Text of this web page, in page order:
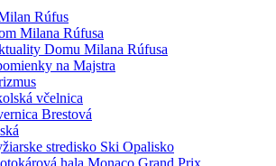
Rúfus
Milana Rúfusa
Domu Milana Rúfusa
na Majstra
včelnica
Brestová
stredisko Ski Opalisko
hala Monaco Grand Prix